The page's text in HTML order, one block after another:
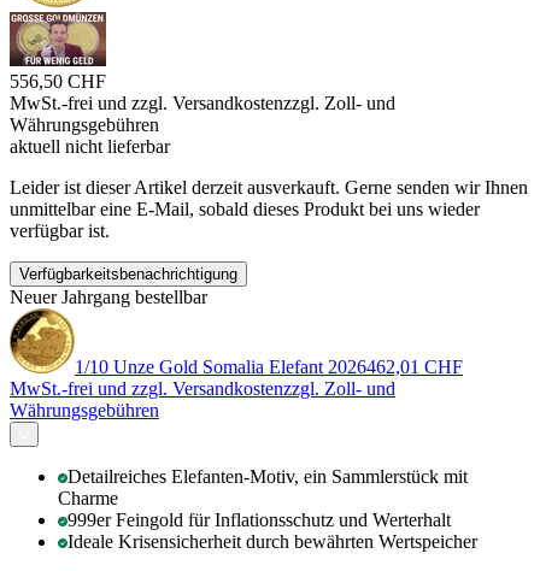
556,50 CHF
MwSt.-frei und zzgl. Versandkostenzzgl. Zoll- und
Währungsgebühren
aktuell nicht lieferbar
Leider ist dieser Artikel derzeit ausverkauft. Gerne senden wir Ihnen
unmittelbar eine E-Mail, sobald dieses Produkt bei uns wieder
verfügbar ist.
Verfügbarkeitsbenachrichtigung
Neuer Jahrgang bestellbar
1/10 Unze Gold Somalia Elefant 2026462,01 CHF
MwSt.-frei und zzgl. Versandkostenzzgl. Zoll- und
Währungsgebühren
Detailreiches Elefanten-Motiv, ein Sammlerstück mit
Charme
999er Feingold für Inflationsschutz und Werterhalt
Ideale Krisensicherheit durch bewährten Wertspeicher